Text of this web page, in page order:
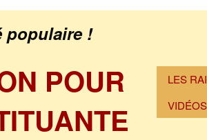
populaire !
POUR
LES
VIDÉOS